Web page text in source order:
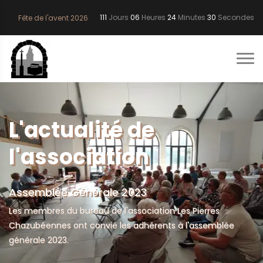
Fête de l'avent 2026 111 Jours 06 Heures 24 Minutes 29 Secondes
L'actualité de
l'association
Assemblée Générale 2023
Les membres du bureau de l'association Les Pierres
Chazubéennes ont convié les adhérents à l'assemblée
générale 2023.